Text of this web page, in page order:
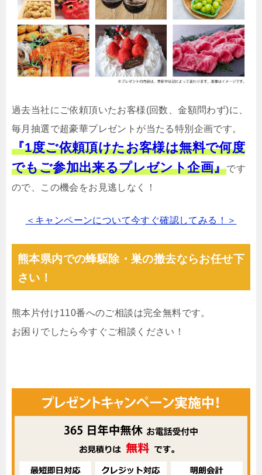
過去当社にご依頼頂いたお客様(回数、金額問わず)に、
毎月抽選で超豪華プレゼントが当たる特別企画です。
『1度ご依頼頂けたお客様は無料で何度
でもご参加出来るプレゼント企画』です
ので、この機会をお見逃しなく！
＜キャンペーンについて今すぐ確認してみる！＞
熊本県内での蜂駆除・巣の撤去ならお任せ下
さい！
熊本片付け110番へのご相談は完全無料です。
お困りでしたら今すぐご相談ください！